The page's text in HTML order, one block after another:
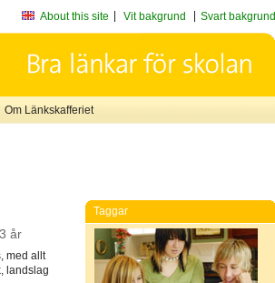
About this site Vit bakgrund Svart bakgrund
Om Länkskafferiet
år
med allt
landslag
Taggar